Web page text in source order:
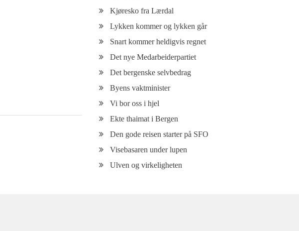
Kjøresko fra Lærdal
Lykken kommer og lykken går
Snart kommer heldigvis regnet
Det nye Medarbeiderpartiet
Det bergenske selvbedrag
Byens vaktminister
Vi bor oss i hjel
Ekte thaimat i Bergen
Den gode reisen starter på SFO
Visebasaren under lupen
Ulven og virkeligheten